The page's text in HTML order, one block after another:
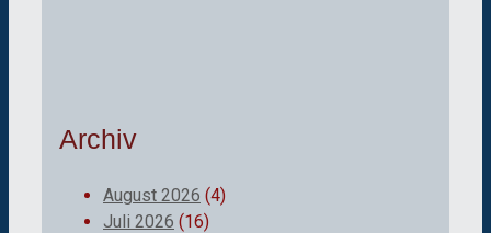
Archiv
August 2026 (4)
Juli 2026 (16)